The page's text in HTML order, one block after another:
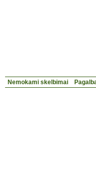
Nemokami skelbimai